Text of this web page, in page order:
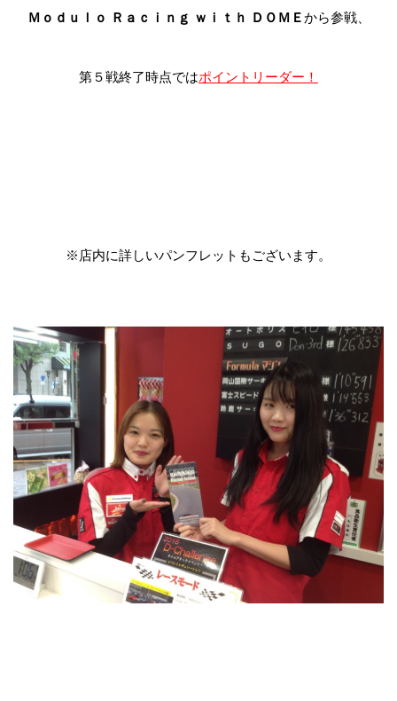
Ｍｏｄｕｌｏ Ｒａｃｉｎｇ ｗｉｔｈ ＤＯＭＥから参戦、
第５戦終了時点ではポイントリーダー！
※店内に詳しいパンフレットもございます。